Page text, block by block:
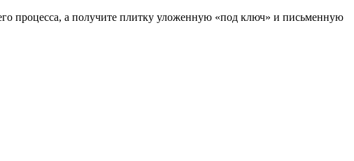
процесса, а получите плитку уложенную «под ключ» и письменную